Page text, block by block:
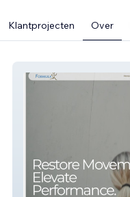
Klantprojecten Over